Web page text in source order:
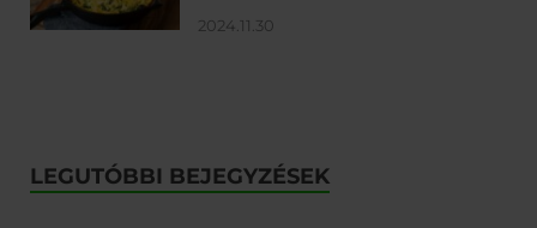
2024.11.30
LEGUTÓBBI BEJEGYZÉSEK